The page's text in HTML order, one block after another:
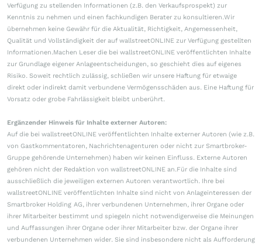
Verfügung zu stellenden Informationen (z.B. den Verkaufsprospekt) zur
Kenntnis zu nehmen und einen fachkundigen Berater zu konsultieren.Wir
übernehmen keine Gewähr für die Aktualität, Richtigkeit, Angemessenheit,
Qualität und Vollständigkeit der auf wallstreetONLINE zur Verfügung gestellten
Informationen.Machen Leser die bei wallstreetONLINE veröffentlichten Inhalte
zur Grundlage eigener Anlageentscheidungen, so geschieht dies auf eigenes
Risiko. Soweit rechtlich zulässig, schließen wir unsere Haftung für etwaige
direkt oder indirekt damit verbundene Vermögensschäden aus. Eine Haftung für
Vorsatz oder grobe Fahrlässigkeit bleibt unberührt.
Ergänzender Hinweis für Inhalte externer Autoren:
Auf die bei wallstreetONLINE veröffentlichten Inhalte externer Autoren (wie z.B.
von Gastkommentatoren, Nachrichtenagenturen oder nicht zur Smartbroker-
Gruppe gehörende Unternehmen) haben wir keinen Einfluss. Externe Autoren
gehören nicht der Redaktion von wallstreetONLINE an.Für die Inhalte sind
ausschließlich die jeweiligen externen Autoren verantwortlich. Ihre bei
wallstreetONLINE veröffentlichten Inhalte sind nicht von Anlageinteressen der
Smartbroker Holding AG, ihrer verbundenen Unternehmen, ihrer Organe oder
ihrer Mitarbeiter bestimmt und spiegeln nicht notwendigerweise die Meinungen
und Auffassungen ihrer Organe oder ihrer Mitarbeiter bzw. der Organe ihrer
verbundenen Unternehmen wider. Sie sind insbesondere nicht als Aufforderung